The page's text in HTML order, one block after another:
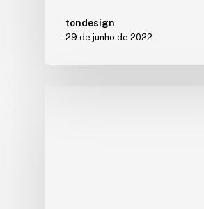
tondesign
29 de junho de 2022